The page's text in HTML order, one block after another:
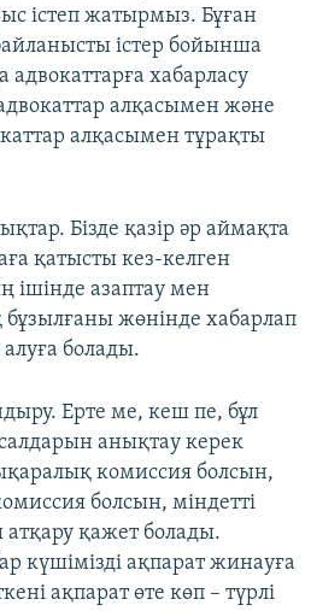
істеп жатырмыз. Бұған
істер бойынша
адвокаттарға хабарласу
алқасымен және
алқасымен тұрақты
Бізде қазір әр аймақта
қатысты кез-келген
ішінде азаптау мен
жөнінде хабарлап
болады.
Ерте ме, кеш пе, бұл
анықтау керек
комиссия болсын,
болсын, міндетті
қажет болады.
күшімізді ақпарат жинауға
ақпарат өте көп – түрлі